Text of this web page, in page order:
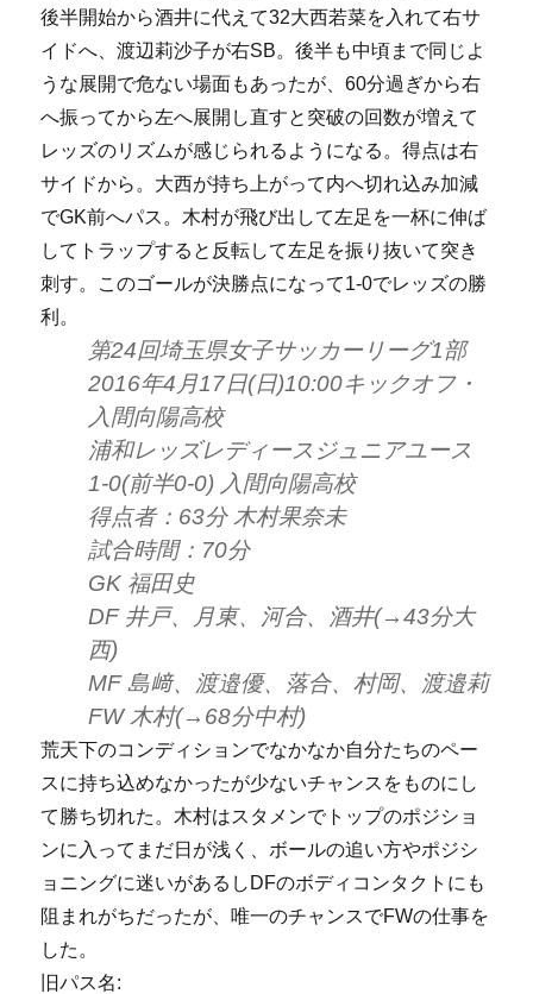
後半開始から酒井に代えて32大西若菜を入れて右サ
イドへ、渡辺莉沙子が右SB。後半も中頃まで同じよ
うな展開で危ない場面もあったが、60分過ぎから右
へ振ってから左へ展開し直すと突破の回数が増えて
レッズのリズムが感じられるようになる。得点は右
サイドから。大西が持ち上がって内へ切れ込み加減
でGK前へパス。木村が飛び出して左足を一杯に伸ば
してトラップすると反転して左足を振り抜いて突き
刺す。このゴールが決勝点になって1-0でレッズの勝
利。
第24回埼玉県女子サッカーリーグ1部
2016年4月17日(日)10:00キックオフ・
入間向陽高校
浦和レッズレディースジュニアユース
1-0(前半0-0) 入間向陽高校
得点者：63分 木村果奈未
試合時間：70分
GK 福田史
DF 井戸、月東、河合、酒井(→43分大
西)
MF 島﨑、渡邉優、落合、村岡、渡邉莉
FW 木村(→68分中村)
荒天下のコンディションでなかなか自分たちのペー
スに持ち込めなかったが少ないチャンスをものにし
て勝ち切れた。木村はスタメンでトップのポジショ
ンに入ってまだ日が浅く、ボールの追い方やポジシ
ョニングに迷いがあるしDFのボディコンタクトにも
阻まれがちだったが、唯一のチャンスでFWの仕事を
した。
旧パス名: